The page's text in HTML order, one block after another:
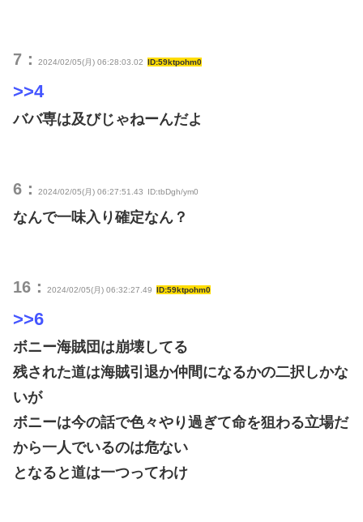
7： 2024/02/05(月) 06:28:03.02 ID:59ktpohm0
>>4
ババ専は及びじゃねーんだよ
6： 2024/02/05(月) 06:27:51.43 ID:tbDgh/ym0
なんで一味入り確定なん？
16： 2024/02/05(月) 06:32:27.49 ID:59ktpohm0
>>6
ボニー海賊団は崩壊してる
残された道は海賊引退か仲間になるかの二択しかな
いが
ボニーは今の話で色々やり過ぎて命を狙わる立場だ
から一人でいるのは危ない
となると道は一つってわけ